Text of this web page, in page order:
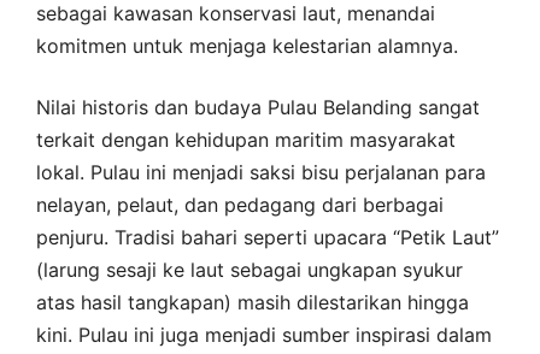
sebagai kawasan konservasi laut, menandai
komitmen untuk menjaga kelestarian alamnya.
Nilai historis dan budaya Pulau Belanding sangat
terkait dengan kehidupan maritim masyarakat
lokal. Pulau ini menjadi saksi bisu perjalanan para
nelayan, pelaut, dan pedagang dari berbagai
penjuru. Tradisi bahari seperti upacara “Petik Laut”
(larung sesaji ke laut sebagai ungkapan syukur
atas hasil tangkapan) masih dilestarikan hingga
kini. Pulau ini juga menjadi sumber inspirasi dalam